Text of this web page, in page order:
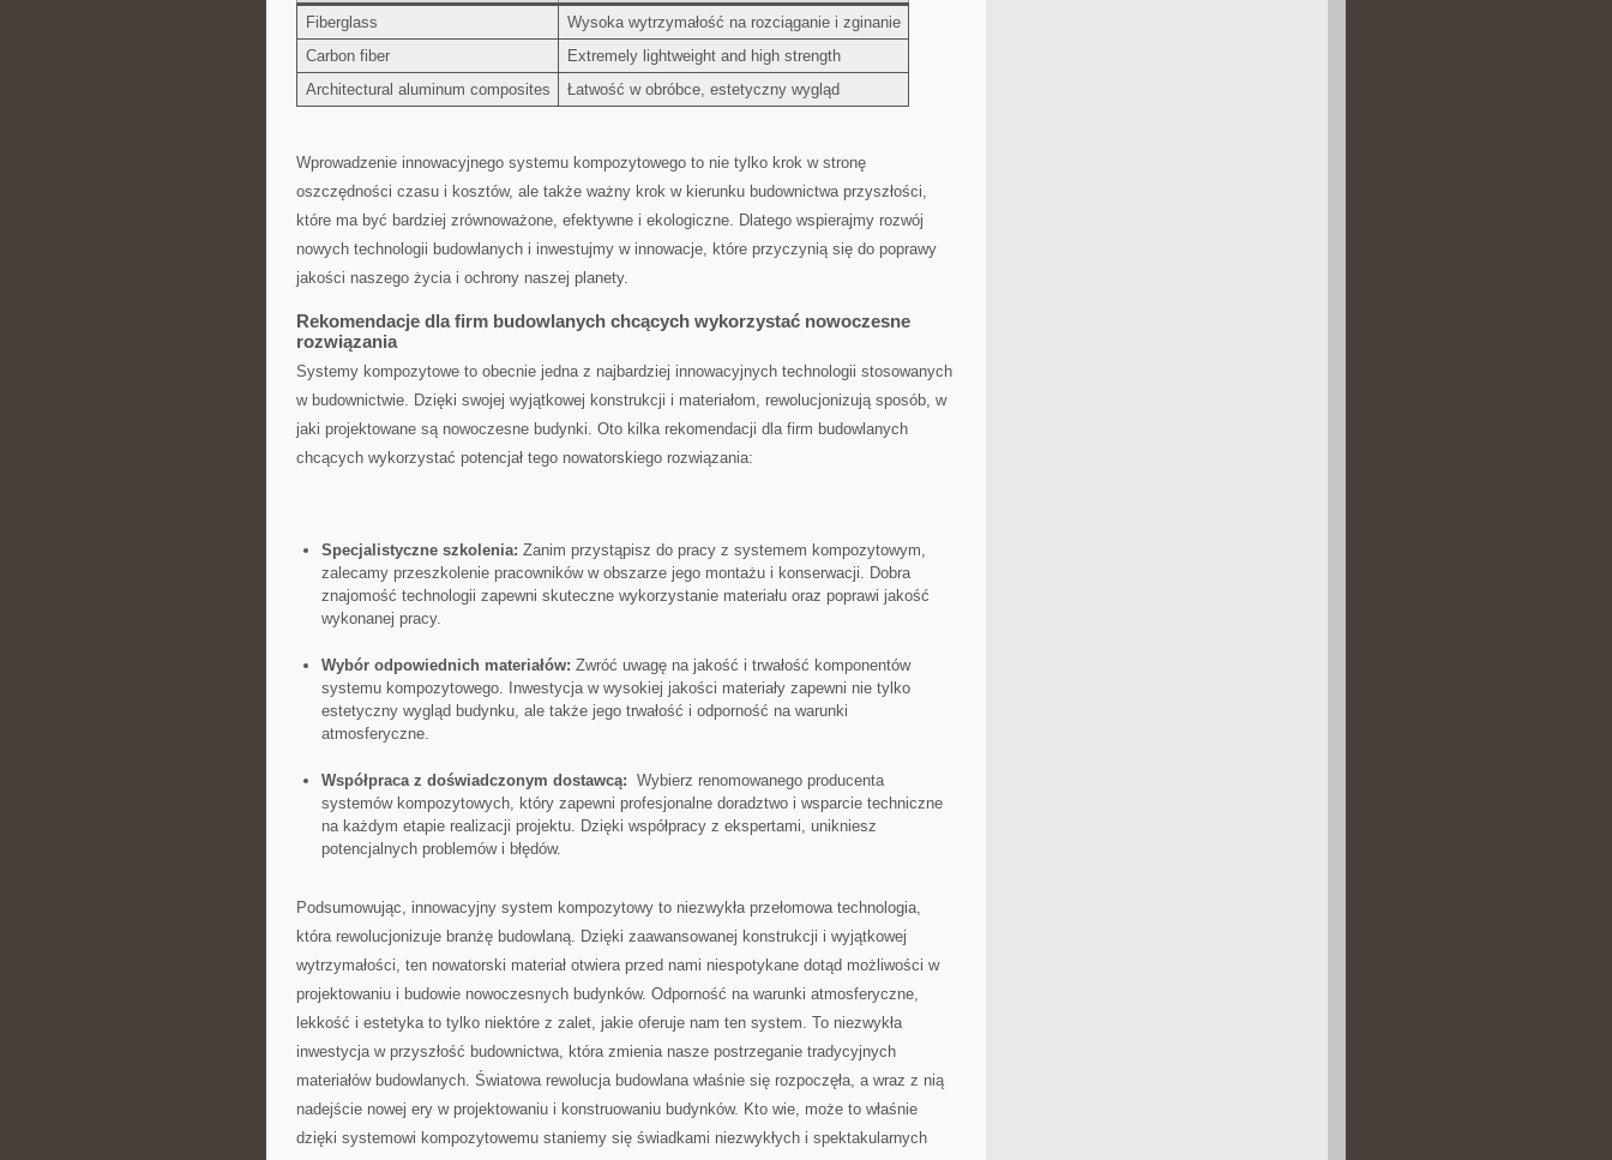
Fiberglass
Wysoka wytrzymałość⁢ na ⁣rozciąganie i zginanie
Carbon fiber
Extremely lightweight and high strength
Architectural aluminum composites
Łatwość w ​obróbce, estetyczny wygląd
Wprowadzenie innowacyjnego systemu kompozytowego to nie tylko krok w stronę
oszczędności czasu i ⁤kosztów, ale‍ także ważny krok ‌w kierunku‌ budownictwa⁣ przyszłości,
⁤które ma być bardziej zrównoważone, efektywne i ekologiczne. Dlatego wspierajmy rozwój
nowych ‍technologii budowlanych i​ inwestujmy w innowacje, które przyczynią się do poprawy
jakości naszego życia ​i‍ ochrony ⁤naszej planety.
Rekomendacje dla firm budowlanych chcących wykorzystać nowoczesne
rozwiązania
Systemy kompozytowe to obecnie jedna z najbardziej innowacyjnych technologii stosowanych⁤
w budownictwie. Dzięki swojej wyjątkowej konstrukcji⁢ i‌ materiałom, rewolucjonizują sposób, w
jaki ⁢projektowane są nowoczesne budynki. Oto kilka rekomendacji ⁢dla⁣ firm budowlanych‍
chcących wykorzystać‍ potencjał tego nowatorskiego rozwiązania:
Specjalistyczne szkolenia: Zanim przystąpisz do ​pracy z systemem kompozytowym,
zalecamy przeszkolenie ⁣pracowników w obszarze jego⁤ montażu i konserwacji. ‌Dobra
znajomość technologii zapewni skuteczne wykorzystanie materiału⁣ oraz poprawi jakość
⁤wykonanej pracy.
Wybór odpowiednich materiałów: Zwróć uwagę na jakość i trwałość komponentów
systemu kompozytowego. Inwestycja ⁣w wysokiej jakości ⁢materiały zapewni nie tylko
estetyczny⁣ wygląd budynku, ale także ⁢jego trwałość ‌i ⁢odporność na warunki
atmosferyczne.
Współpraca z doświadczonym dostawcą: ​ Wybierz renomowanego producenta
systemów kompozytowych, który⁤ zapewni profesjonalne doradztwo i wsparcie techniczne
na ​każdym etapie realizacji projektu.‌ Dzięki współpracy z ‍ekspertami, unikniesz
potencjalnych⁢ problemów⁣ i​ błędów.
Podsumowując, innowacyjny system​ kompozytowy to niezwykła ⁢przełomowa ⁢technologia,
która​ rewolucjonizuje⁣ branżę⁤ budowlaną. Dzięki zaawansowanej‌ konstrukcji i wyjątkowej
wytrzymałości, ⁢ten nowatorski materiał otwiera przed‍ nami ⁤niespotykane dotąd możliwości w
projektowaniu i budowie nowoczesnych budynków. Odporność na warunki‌ atmosferyczne,
lekkość i estetyka to tylko⁣ niektóre ‌z zalet, jakie‍ oferuje nam ten system. ⁢To niezwykła‍
inwestycja w przyszłość budownictwa, która zmienia‍ nasze postrzeganie ‍tradycyjnych
materiałów budowlanych. Światowa rewolucja budowlana właśnie się⁤ rozpoczęła, a wraz z nią⁤
nadejście nowej‌ ery w‍ projektowaniu i konstruowaniu budynków. Kto wie, może‌ to właśnie
dzięki systemowi kompozytowemu ⁤staniemy ‍się świadkami niezwykłych i spektakularnych